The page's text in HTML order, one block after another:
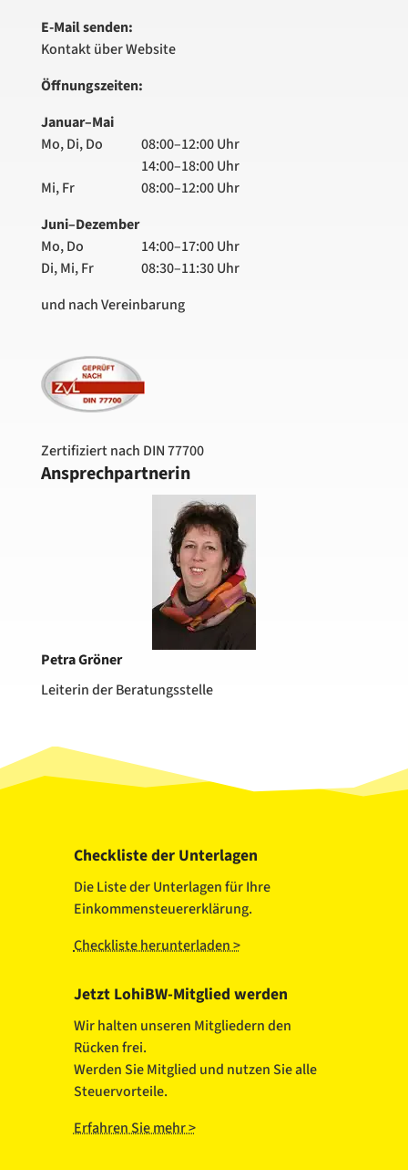
E-Mail senden:
Kontakt über Website
Öffnungszeiten:
Januar–Mai
Mo, Di, Do
08:00–12:00 Uhr
14:00–18:00 Uhr
Mi, Fr
08:00–12:00 Uhr
Juni–Dezember
Mo, Do
14:00–17:00 Uhr
Di, Mi, Fr
08:30–11:30 Uhr
und nach Vereinbarung
Zertifiziert nach DIN 77700
Ansprechpartnerin
Petra Gröner
Leiterin der Beratungsstelle
Checkliste der Unterlagen
Die Liste der Unterlagen für Ihre
Einkommensteuererklärung.
Checkliste herunterladen >
Jetzt LohiBW-Mitglied werden
Wir halten unseren Mitgliedern den
Rücken frei.
Werden Sie Mitglied und nutzen Sie alle
Steuervorteile.
Erfahren Sie mehr >